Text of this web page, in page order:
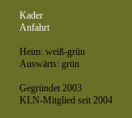
Kader
Anfahrt
Heim: weiß-grün
Auswärts: grün
Gegründet 2003
KLN-Mitglied seit 2004